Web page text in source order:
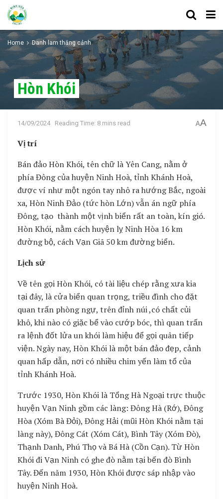
Home Danh lam thắng cảnh
Hòn Khói
14/09/2024 Reading Time: 8 mins read AA
Vị trí
Bán đảo Hòn Khói, tên chữ là Yên Cang, nằm ở
phía Đông của huyện Ninh Hoà, tỉnh Khánh Hoà,
được ví như một ngón tay nhô ra hướng Bắc, ngoài
xa, Hòn Ninh Đảo (tức hòn Lớn) vẫn án ngữ phía
Đông, tạo thành một vịnh biển rất an toàn, kín gió.
Hòn Khói, nằm cách huyện lỵ Ninh Hòa 16 km
đường bộ, cách Vạn Giã 50 km đường biển.
Lịch sử
Về tên gọi Hòn Khói, có tài liệu chép rằng xưa kia
tại đây, là cửa biển quan trọng, triều đình cho đặt
quan trấn phòng ngự, trên đỉnh núi ,có chất củi
khô, khi nào có giặc bể vào cướp bóc, thì quan trấn
ra lệnh đốt lửa un khói làm hiệu để gọi quân tiếp
viện. Ngày nay, Hòn Khói là một bán đảo đẹp, cảnh
quan hấp dẫn, nơi có nhiều chim yến làm tổ của
tỉnh Khánh Hoà.
Trước 1930, Hòn Khói là Tổng Hà Ngoại trực thuộc
huyện Vạn Ninh gồm các làng: Đông Hà (Rớ), Đông
Hòa (Xóm Bà Đỏi), Đông Hải (mũi Hòn Khói nằm tại
làng này), Đông Cát (Xóm Cát), Bình Tây (Xóm Đò),
Thạnh Danh, Phú Thọ và Bá Hà (Cồn Cạn). Từ Hòn
Khói đi Vạn Ninh có ghe đò nằm tại bến đò Bình
Tây. Đến năm 1930, Hòn Khói được sáp nhập vào
huyện Ninh Hoà.